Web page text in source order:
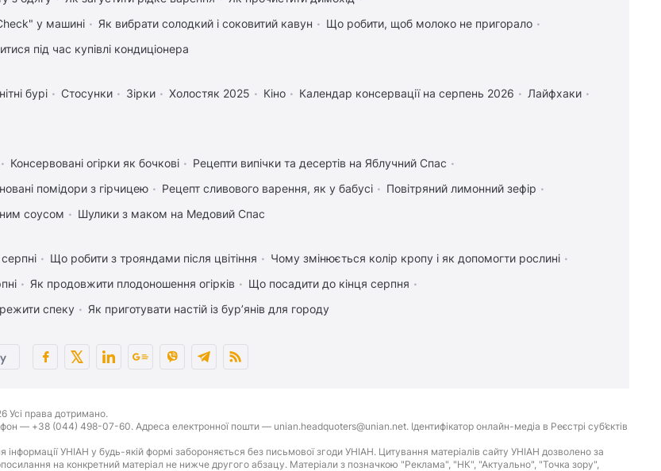
у машині
Як вибрати солодкий і соковитий кавун
Що робити, щоб молоко не пригорало
під час купівлі кондиціонера
бурі Стосунки Зірки Холостяк 2025 Кіно Календар консервації на серпень 2026
Лайфхаки
Консервовані огірки як бочкові
Рецепти випічки та десертів на Яблучний Спас
помідори з гірчицею Рецепт сливового варення, як у бабусі
Повітряний лимонний зефір
соусом
Шулики з маком на Медовий Спас
Що робити з трояндами після цвітіння
Чому змінюється колір кропу і як допомогти рослині
Як продовжити плодоношення огірків
Що посадити до кінця серпня
спеку
Як приготувати настій із бур’янів для городу
Усі права дотримано.
— +38 (044) 498-07-60. Адреса електронної пошти — unian.headquoters@unian.net. Ідентифікатор онлайн-медіа в Реєстрі суб’єктів
УНІАН у будь-якій формі забороняється без письмової згоди УНІАН. Цитування матеріалів сайту УНІАН дозволено за
на конкретний матеріал не нижче другого абзацу. Матеріали з позначкою "Реклама", "НК", "Актуально", "Точка зору",